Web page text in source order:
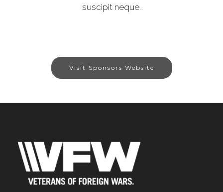
suscipit neque.
Visit Sponsors Website